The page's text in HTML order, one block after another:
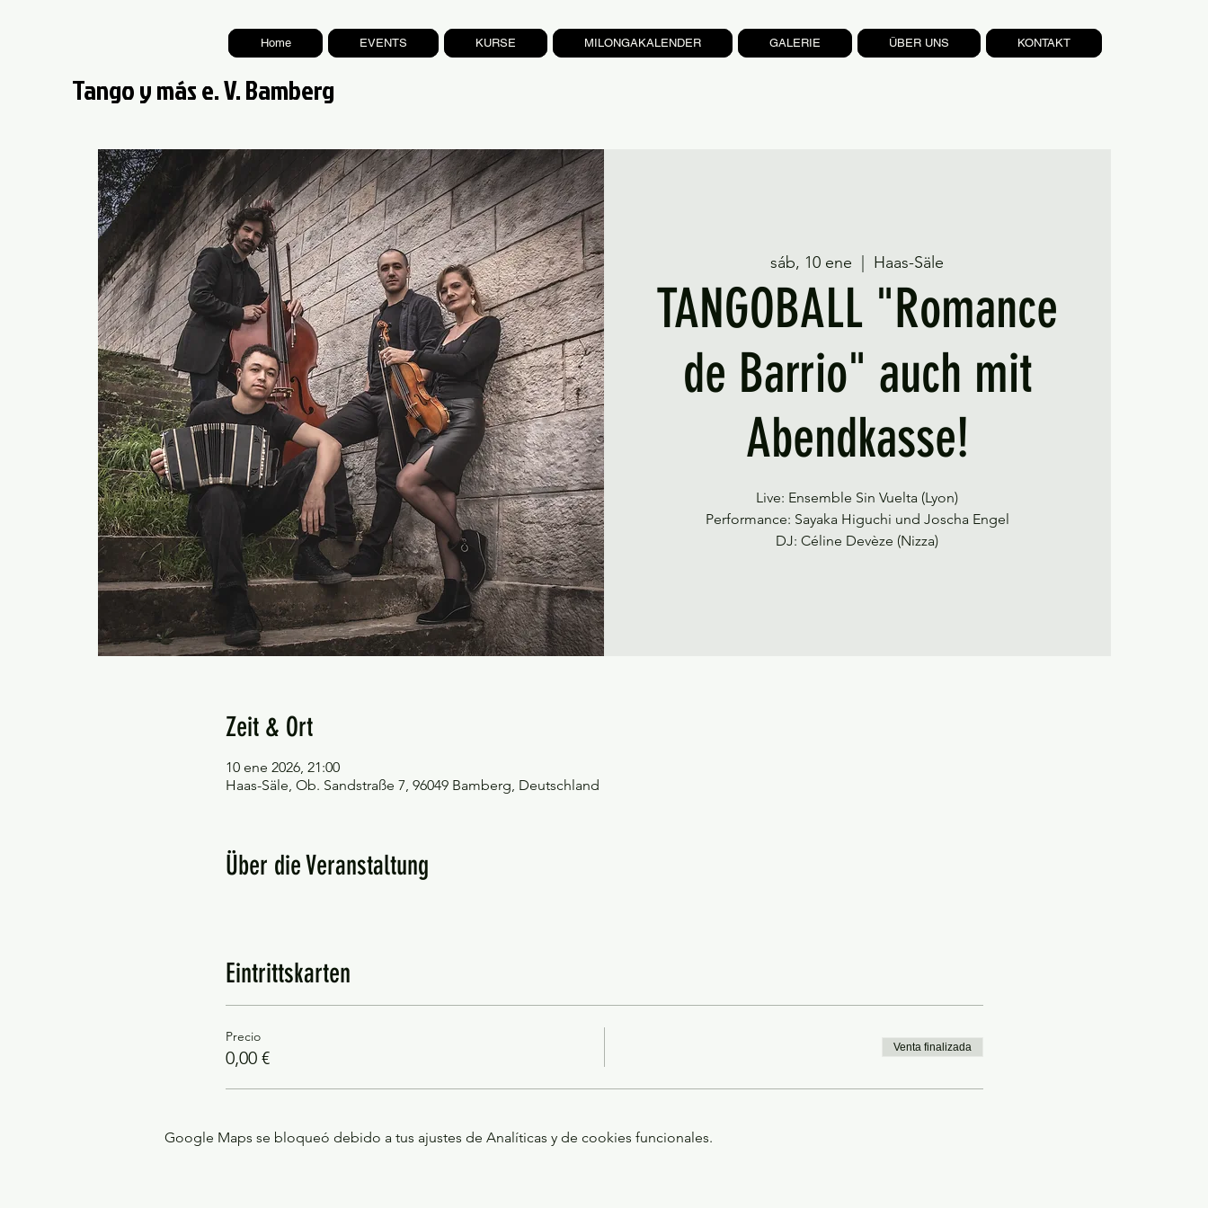
Home EVENTS KURSE MILONGAKALENDER GALERIE ÜBER UNS KONTAKT
Tango y más e. V. Bamberg
sáb, 10 ene Haas-Säle
TANGOBALL "Romance
de Barrio" auch mit
Abendkasse!
Live: Ensemble Sin Vuelta (Lyon)
Performance: Sayaka Higuchi und Joscha Engel
DJ: Céline Devèze (Nizza)
Zeit & Ort
10 ene 2026, 21:00
Haas-Säle, Ob. Sandstraße 7, 96049 Bamberg, Deutschland
Über die Veranstaltung
Eintrittskarten
Precio
0,00 € Venta finalizada
Google Maps se bloqueó debido a tus ajustes de Analíticas y de cookies funcionales.